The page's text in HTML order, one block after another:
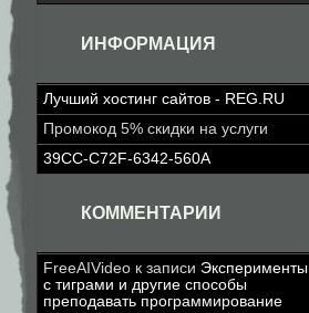
ИНФОРМАЦИЯ
Лучший хостинг сайтов - REG.RU
Промокод 5% скидки на услуги
39CC-C72F-6342-560A
КОММЕНТАРИИ
FreeAIVideo к записи Эксперименты
с тиграми и другие способы
преподавать программирование